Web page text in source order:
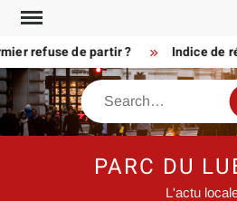
Skip
contentrefuse de partir ? Indice de
Search
PARC DU
L'actu